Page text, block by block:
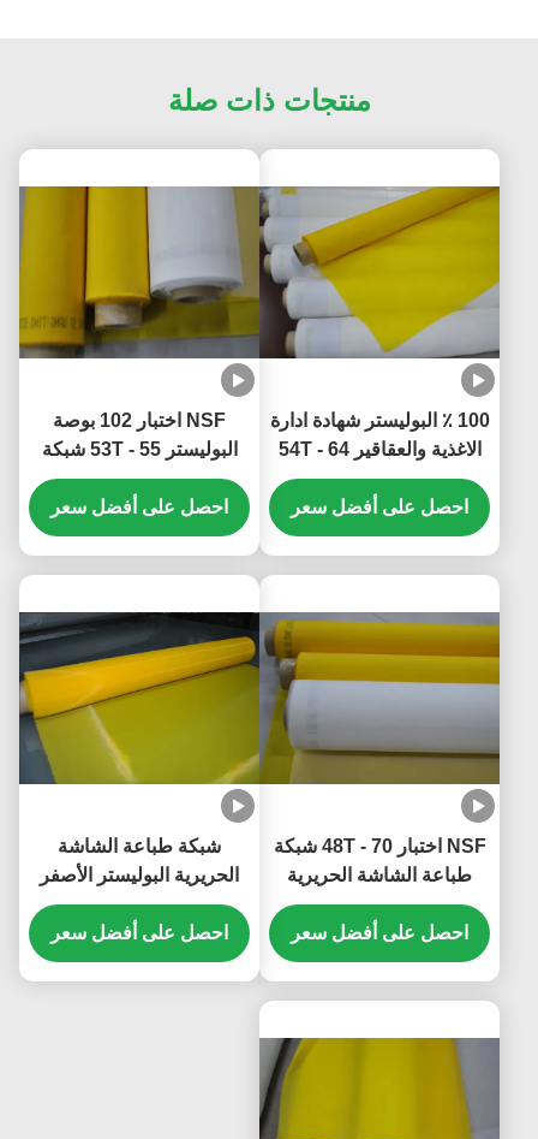
منتجات ذات صلة
100 ٪ البوليستر شهادة ادارة
الاغذية والعقاقير 54T - 64
شبكة طباعة الشاشة
الحريرية للطباعة
الإلكترونيات
احصل على أفضل سعر
NSF اختبار 102 بوصة
البوليستر 53T - 55 شبكة
الطباعة الحريرية شبكة
لطباعة السيراميك
احصل على أفضل سعر
NSF اختبار 48T - 70 شبكة
طباعة الشاشة الحريرية
لطباعة تي شيرت
احصل على أفضل سعر
شبكة طباعة الشاشة
الحريرية البوليستر الأصفر
80T لطباعة المنسوجات ،
30-70m / Roll
احصل على أفضل سعر